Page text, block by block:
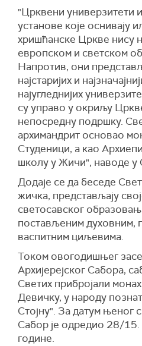
"Црквени универзитети
установе које оснивају
хришћанске Цркве нису
европском и светском
Напротив, они
најстаријих и
најугледнијих
су управо у окриљу
непосредну подршку.
архимандрит основао
Студеници, а као
школу у Жичи", наводе
Додаје се да беседе
жичка, представљају
светосавског
постављеним духовним,
васпитним циљевима.
Током овогодишњег
Архијерејског Сабора,
Светих прибројали
Девичку, у народу
Стојну". За датум њеног
Сабор је одредио 28/15.
године.